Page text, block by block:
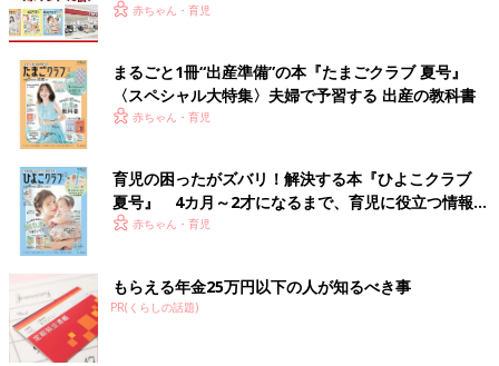
赤ちゃん・育児
まるごと1冊“出産準備”の本『たまごクラブ 夏号』
〈スペシャル大特集〉夫婦で予習する 出産の教科書
赤ちゃん・育児
育児の困ったがズバリ！解決する本『ひよこクラブ
夏号』 4カ月～2才になるまで、育児に役立つ情報が
いっぱい！
赤ちゃん・育児
もらえる年金25万円以下の人が知るべき事
PR(くらしの話題)